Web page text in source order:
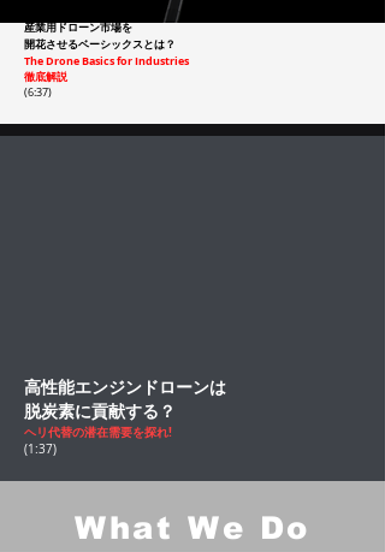
産業用ドローン市場を
開花させるベーシックスとは？
The Drone Basics for Industries
徹底解説
(6:37)
高性能エンジンドローンは
脱炭素に貢献する？
ヘリ代替の潜在需要を探れ!
(1:37)
What We Do